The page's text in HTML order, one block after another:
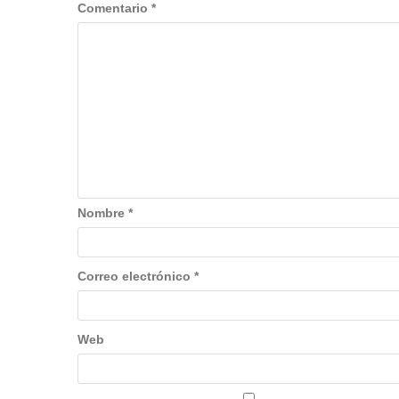
Comentario *
Nombre *
Correo electrónico *
Web